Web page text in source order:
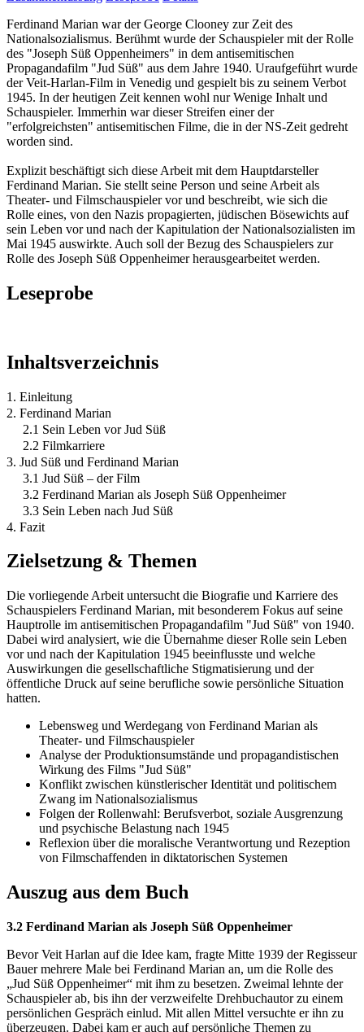
Ferdinand Marian war der George Clooney zur Zeit des
Nationalsozialismus. Berühmt wurde der Schauspieler mit der Rolle
des "Joseph Süß Oppenheimers" in dem antisemitischen
Propagandafilm "Jud Süß" aus dem Jahre 1940. Uraufgeführt wurde
der Veit-Harlan-Film in Venedig und gespielt bis zu seinem Verbot
1945. In der heutigen Zeit kennen wohl nur Wenige Inhalt und
Schauspieler. Immerhin war dieser Streifen einer der
"erfolgreichsten" antisemitischen Filme, die in der NS-Zeit gedreht
worden sind.
Explizit beschäftigt sich diese Arbeit mit dem Hauptdarsteller
Ferdinand Marian. Sie stellt seine Person und seine Arbeit als
Theater- und Filmschauspieler vor und beschreibt, wie sich die
Rolle eines, von den Nazis propagierten, jüdischen Bösewichts auf
sein Leben vor und nach der Kapitulation der Nationalsozialisten im
Mai 1945 auswirkte. Auch soll der Bezug des Schauspielers zur
Rolle des Joseph Süß Oppenheimer herausgearbeitet werden.
Leseprobe
Inhaltsverzeichnis
1. Einleitung
2. Ferdinand Marian
2.1 Sein Leben vor Jud Süß
2.2 Filmkarriere
3. Jud Süß und Ferdinand Marian
3.1 Jud Süß – der Film
3.2 Ferdinand Marian als Joseph Süß Oppenheimer
3.3 Sein Leben nach Jud Süß
4. Fazit
Zielsetzung & Themen
Die vorliegende Arbeit untersucht die Biografie und Karriere des
Schauspielers Ferdinand Marian, mit besonderem Fokus auf seine
Hauptrolle im antisemitischen Propagandafilm "Jud Süß" von 1940.
Dabei wird analysiert, wie die Übernahme dieser Rolle sein Leben
vor und nach der Kapitulation 1945 beeinflusste und welche
Auswirkungen die gesellschaftliche Stigmatisierung und der
öffentliche Druck auf seine berufliche sowie persönliche Situation
hatten.
Lebensweg und Werdegang von Ferdinand Marian als
Theater- und Filmschauspieler
Analyse der Produktionsumstände und propagandistischen
Wirkung des Films "Jud Süß"
Konflikt zwischen künstlerischer Identität und politischem
Zwang im Nationalsozialismus
Folgen der Rollenwahl: Berufsverbot, soziale Ausgrenzung
und psychische Belastung nach 1945
Reflexion über die moralische Verantwortung und Rezeption
von Filmschaffenden in diktatorischen Systemen
Auszug aus dem Buch
3.2 Ferdinand Marian als Joseph Süß Oppenheimer
Bevor Veit Harlan auf die Idee kam, fragte Mitte 1939 der Regisseur
Bauer mehrere Male bei Ferdinand Marian an, um die Rolle des
„Jud Süß Oppenheimer“ mit ihm zu besetzen. Zweimal lehnte der
Schauspieler ab, bis ihn der verzweifelte Drehbuchautor zu einem
persönlichen Gespräch einlud. Mit allen Mittel versuchte er ihn zu
überzeugen. Dabei kam er auch auf persönliche Themen zu